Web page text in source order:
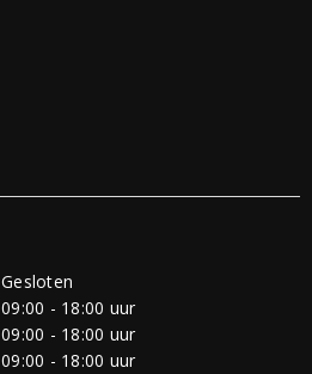
Gesloten
09:00 - 18:00 uur
09:00 - 18:00 uur
09:00 - 18:00 uur